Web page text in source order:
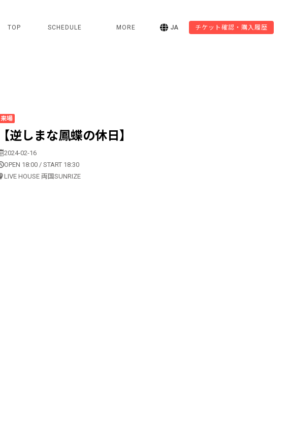
TOP SCHEDULE MORE JA チケット確認・購入履歴
来場
【逆しまな鳳蝶の休日】
2024-02-16
OPEN 18:00 / START 18:30
LIVE HOUSE 両国SUNRIZE